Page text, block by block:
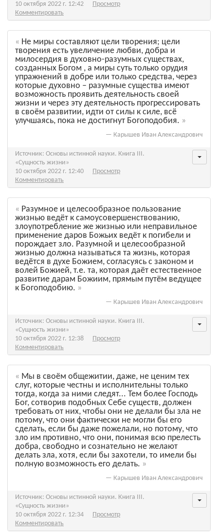
10 октября 2022 г. 12:42
Просмотр
Комментировать
Не миры составляют цели творения; цели
творения есть увеличение любви, добра и
милосердия в духовно-разумных существах,
созданных Богом , а миры суть только орудия
упражнений в добре или только средства, через
которые духовно – разумные существа имеют
возможность проявить деятельность своей
жизни и через эту деятельность прогрессировать
в своём развитии, идти от силы к силе, всё
улучшаясь, пока не достигнут Богоподобия.
— Карышев Иван Александрович
Источник: Основы истинной науки. Книга III.
«Сущность жизни»
10 октября 2022 г. 12:40
Просмотр
Комментировать
Разумное и целесообразное пользование
жизнью ведёт к самоусовершенствованию,
злоупотребление же жизнью или неправильное
применение даров Божьих ведёт к погибели и
порождает зло. Разумной и целесообразной
жизнью должна называться та жизнь, которая
ведётся в духе Божием, согласуясь с законом и
волей Божией, т.е. та, которая даёт естественное
развитие дарам Божиим, прямым путём ведущее
к Богоподобию.
— Карышев Иван Александрович
Источник: Основы истинной науки. Книга III.
«Сущность жизни»
10 октября 2022 г. 12:38
Просмотр
Комментировать
Мы в своём общежитии, даже, не ценим тех
слуг, которые честны и исполнительны только
тогда, когда за ними следят... Тем более Господь
Бог, сотворив подобных Себе существ, должен
требовать от них, чтобы они не делали бы зла не
потому, что они фактически не могли бы его
сделать, если бы даже пожелали, но потому, что
зло им противно, что они, понимая всю прелесть
добра, свободно и сознательно не желают
делать зла, хотя, если бы захотели, то имели бы
полную возможность его делать.
— Карышев Иван Александрович
Источник: Основы истинной науки. Книга III.
«Сущность жизни»
10 октября 2022 г. 12:34
Просмотр
Комментировать